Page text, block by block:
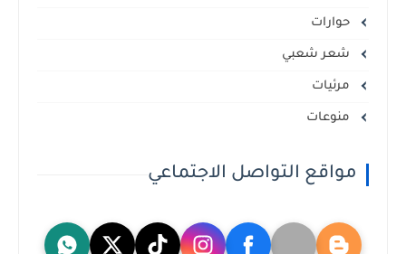
حوارات
شعر شعبي
مرئيات
منوعات
مواقع التواصل الاجتماعي